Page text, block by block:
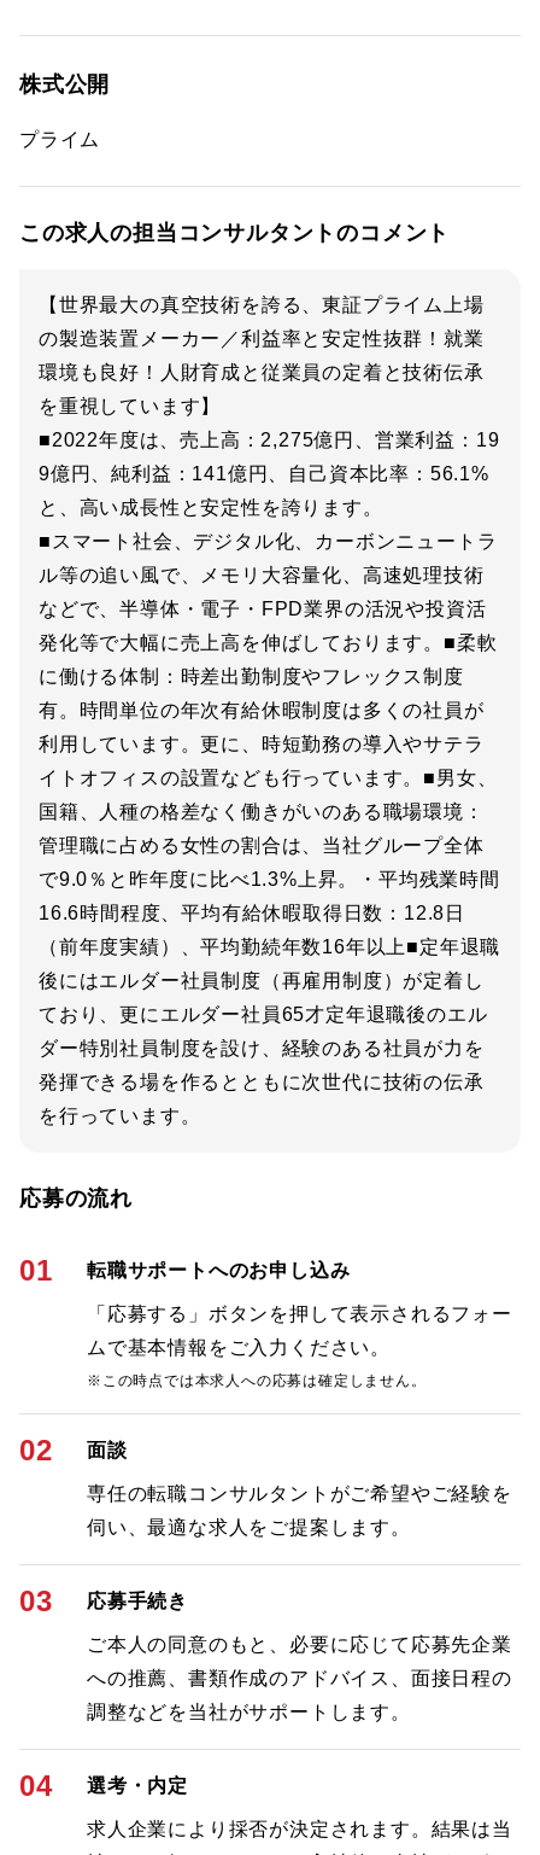
株式公開
プライム
この求人の担当コンサルタントのコメント
【世界最大の真空技術を誇る、東証プライム上場
の製造装置メーカー／利益率と安定性抜群！就業
環境も良好！人財育成と従業員の定着と技術伝承
を重視しています】
■2022年度は、売上高：2,275億円、営業利益：19
9億円、純利益：141億円、自己資本比率：56.1%
と、高い成長性と安定性を誇ります。
■スマート社会、デジタル化、カーボンニュートラ
ル等の追い風で、メモリ大容量化、高速処理技術
などで、半導体・電子・FPD業界の活況や投資活
発化等で大幅に売上高を伸ばしております。■柔軟
に働ける体制：時差出勤制度やフレックス制度
有。時間単位の年次有給休暇制度は多くの社員が
利用しています。更に、時短勤務の導入やサテラ
イトオフィスの設置なども行っています。■男女、
国籍、人種の格差なく働きがいのある職場環境：
管理職に占める女性の割合は、当社グループ全体
で9.0％と昨年度に比べ1.3%上昇。・平均残業時間
16.6時間程度、平均有給休暇取得日数：12.8日
（前年度実績）、平均勤続年数16年以上■定年退職
後にはエルダー社員制度（再雇用制度）が定着し
ており、更にエルダー社員65才定年退職後のエル
ダー特別社員制度を設け、経験のある社員が力を
発揮できる場を作るとともに次世代に技術の伝承
を行っています。
応募の流れ
01 転職サポートへのお申し込み
「応募する」ボタンを押して表示されるフォー
ムで基本情報をご入力ください。
※この時点では本求人への応募は確定しません。
02 面談
専任の転職コンサルタントがご希望やご経験を
伺い、最適な求人をご提案します。
03 応募手続き
ご本人の同意のもと、必要に応じて応募先企業
への推薦、書類作成のアドバイス、面接日程の
調整などを当社がサポートします。
04 選考・内定
求人企業により採否が決定されます。結果は当